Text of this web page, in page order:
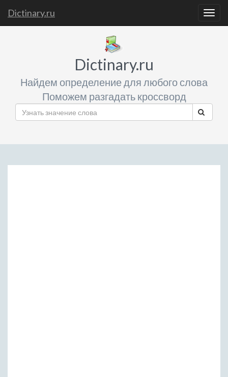
Dictinary.ru
Dictinary.ru
Найдем определение для любого слова
Поможем разгадать кроссворд